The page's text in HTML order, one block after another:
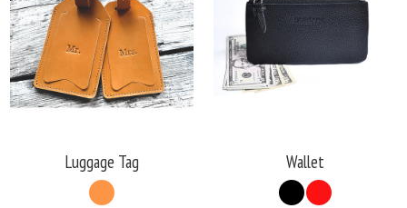
Luggage Tag Wallet